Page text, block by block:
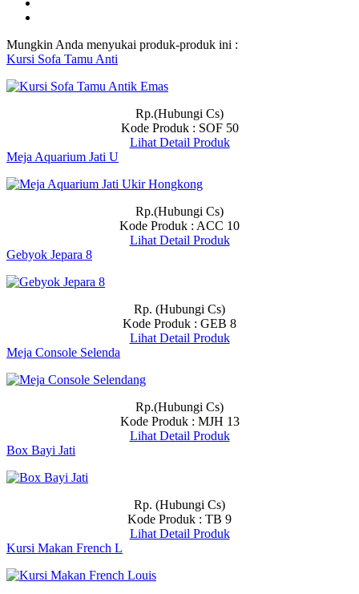
Mungkin Anda menyukai produk-produk ini :
Kursi Sofa Tamu Anti
Rp.(Hubungi Cs)
Kode Produk : SOF 50
Lihat Detail Produk
Meja Aquarium Jati U
Rp.(Hubungi Cs)
Kode Produk : ACC 10
Lihat Detail Produk
Gebyok Jepara 8
Rp. (Hubungi Cs)
Kode Produk : GEB 8
Lihat Detail Produk
Meja Console Selenda
Rp.(Hubungi Cs)
Kode Produk : MJH 13
Lihat Detail Produk
Box Bayi Jati
Rp. (Hubungi Cs)
Kode Produk : TB 9
Lihat Detail Produk
Kursi Makan French L